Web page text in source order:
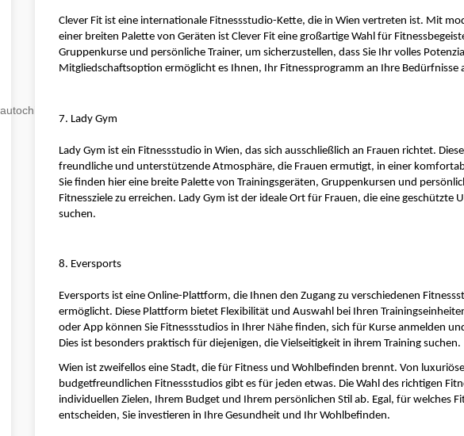
Clever Fit ist eine internationale Fitnessstudio-Kette, die in Wien vertreten ist. Mit
einer breiten Palette von Geräten ist Clever Fit eine großartige Wahl für
Gruppenkurse und persönliche Trainer, um sicherzustellen, dass Sie Ihr volles
Mitgliedschaftsoption ermöglicht es Ihnen, Ihr Fitnessprogramm an Ihre Bedürfnisse
7. Lady Gym
Lady Gym ist ein Fitnessstudio in Wien, das sich ausschließlich an Frauen richtet.
freundliche und unterstützende Atmosphäre, die Frauen ermutigt, in einer
Sie finden hier eine breite Palette von Trainingsgeräten, Gruppenkursen und
Fitnessziele zu erreichen. Lady Gym ist der ideale Ort für Frauen, die eine geschützte
suchen.
8. Eversports
Eversports ist eine Online-Plattform, die Ihnen den Zugang zu verschiedenen
ermöglicht. Diese Plattform bietet Flexibilität und Auswahl bei Ihren
oder App können Sie Fitnessstudios in Ihrer Nähe finden, sich für Kurse anmelden
Dies ist besonders praktisch für diejenigen, die Vielseitigkeit in ihrem Training suchen.
Wien ist zweifellos eine Stadt, die für Fitness und Wohlbefinden brennt. Von
budgetfreundlichen Fitnessstudios gibt es für jeden etwas. Die Wahl des richtigen
individuellen Zielen, Ihrem Budget und Ihrem persönlichen Stil ab. Egal, für welches
entscheiden, Sie investieren in Ihre Gesundheit und Ihr Wohlbefinden.